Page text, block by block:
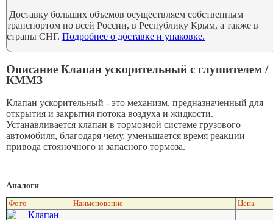
Доставку больших объемов осуществляем собственным
транспортом по всей России, в Республику Крым, а также в
страны СНГ.Подробнее о доставке и упаковке.
Описание Клапан ускорительный с глушителем /
КММЗ
Клапан ускорительный - это механизм, предназначенный для
открытия и закрытия потока воздуха и жидкости.
Устанавливается клапан в тормозной системе грузового
автомобиля, благодаря чему, уменьшается время реакции
привода стояночного и запасного тормоза.
Аналоги
Фото Наименование Цена